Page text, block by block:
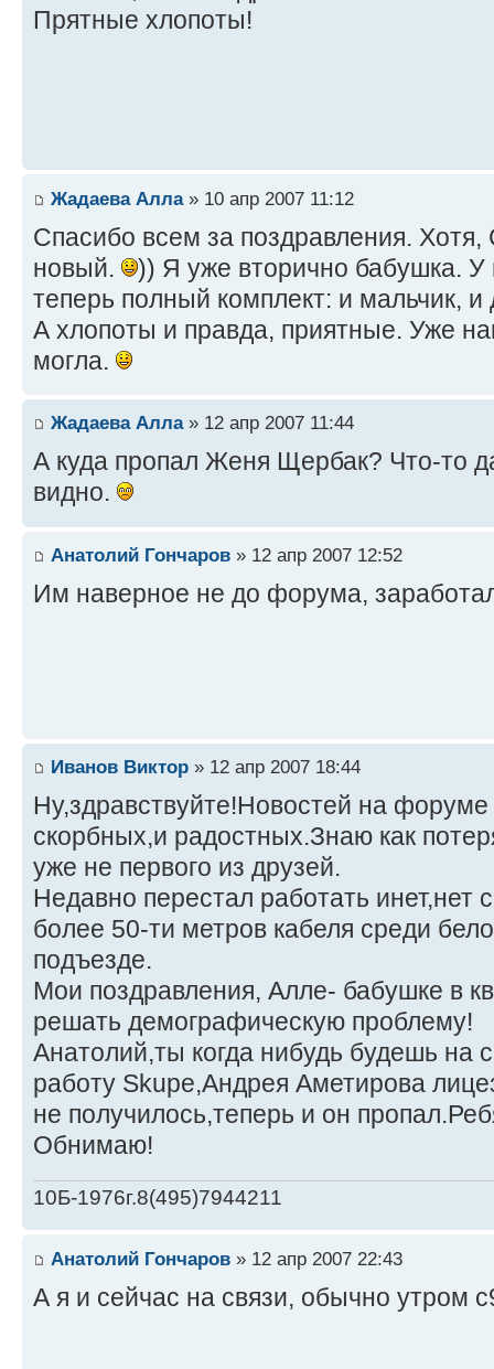
Прятные хлопоты!
Жадаева Алла» 10 апр 2007 11:12
Спасибо всем за поздравления.
новый.
)) Я уже вторично бабушка. У
теперь полный комплект: и мальчик, и
А хлопоты и правда, приятные. Уже
могла.
Жадаева Алла» 12 апр 2007 11:44
А куда пропал Женя Щербак? Что-то
видно.
Анатолий Гончаров » 12 апр 2007 12:52
Им наверное не до форума,
Иванов Виктор » 12 апр 2007 18:44
Ну,здравствуйте!Новостей на
скорбных,и радостных.Знаю как
уже не первого из друзей.
Недавно перестал работать инет,нет
более 50-ти метров кабеля среди
подъезде.
Мои поздравления, Алле- бабушке в
решать демографическую проблему!
Анатолий,ты когда нибудь будешь на
работу Skupe,Андрея Аметирова
не получилось,теперь и он
Обнимаю!
10Б-1976г.8(495)7944211
Анатолий Гончаров » 12 апр 2007 22:43
А я и сейчас на связи, обычно утром